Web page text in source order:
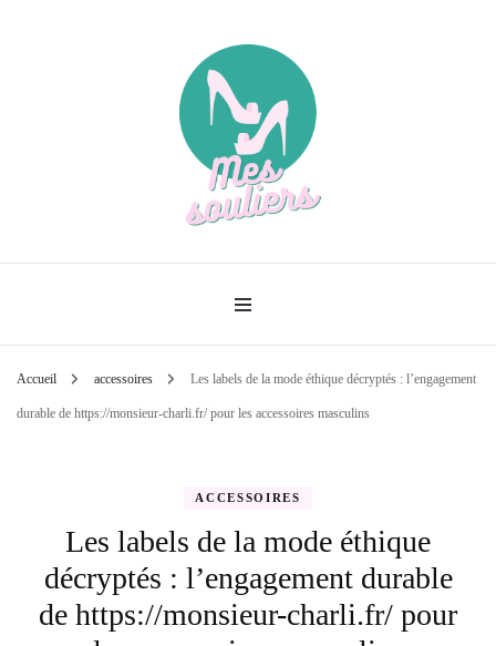
Mes souliers
Accueil accessoires Les labels de la mode éthique décryptés : l’engagement
durable de https://monsieur-charli.fr/ pour les accessoires masculins
ACCESSOIRES
Les labels de la mode éthique
décryptés : l’engagement durable
de https://monsieur-charli.fr/ pour